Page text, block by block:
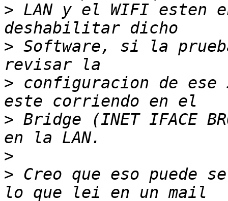
> LAN y el WIFI esten
> Software, si la
> configuracion de
> Bridge (INET IFACE
>
> Creo que eso puede